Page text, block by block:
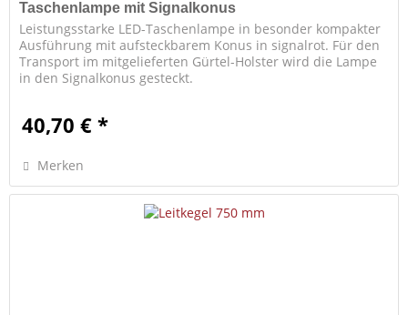
Taschenlampe mit Signalkonus
Leistungsstarke LED-Taschenlampe in besonder kompakter
Ausführung mit aufsteckbarem Konus in signalrot. Für den
Transport im mitgelieferten Gürtel-Holster wird die Lampe
in den Signalkonus gesteckt.
40,70 € *
Merken